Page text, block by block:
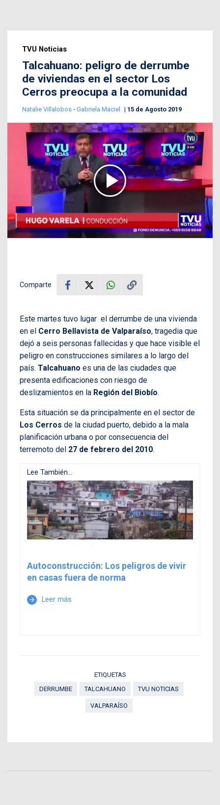
TVU Noticias
Talcahuano: peligro de derrumbe
de viviendas en el sector Los
Cerros preocupa a la comunidad
Natalie Villalobos - Gabriela Maciel 15 de Agosto 2019
Comparte
Este martes tuvo lugar el derrumbe de una vivienda
en el Cerro Bellavista de Valparaíso, tragedia que
dejó a seis personas fallecidas y que hace visible el
peligro en construcciones similares a lo largo del
país. Talcahuano es una de las ciudades que
presenta edificaciones con riesgo de
deslizamientos en la Región del Biobío.
Esta situación se da principalmente en el sector de
Los Cerros de la ciudad puerto, debido a la mala
planificación urbana o por consecuencia del
terremoto del 27 de febrero del 2010.
Lee También...
Autoconstrucción: Los peligros de vivir
en casas fuera de norma
arrow_forward Leer más
ETIQUETAS
DERRUMBE
TALCAHUANO TVU NOTICIAS
VALPARAÍSO